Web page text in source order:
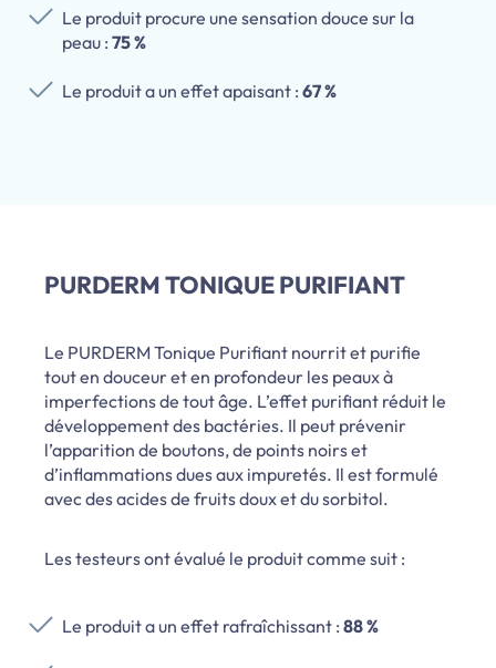
Le produit procure une sensation douce sur la
peau : 75 %
Le produit a un effet apaisant : 67 %
PURDERM TONIQUE PURIFIANT
Le PURDERM Tonique Purifiant nourrit et purifie
tout en douceur et en profondeur les peaux à
imperfections de tout âge. L’effet purifiant réduit le
développement des bactéries. Il peut prévenir
l’apparition de boutons, de points noirs et
d’inflammations dues aux impuretés. Il est formulé
avec des acides de fruits doux et du sorbitol.
Les testeurs ont évalué le produit comme suit :
Le produit a un effet rafraîchissant : 88 %